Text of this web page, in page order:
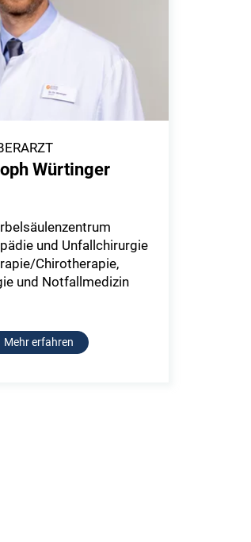
Würtinger
und Unfallchirurgie
Chirotherapie,
und Notfallmedizin
Mehr erfahren